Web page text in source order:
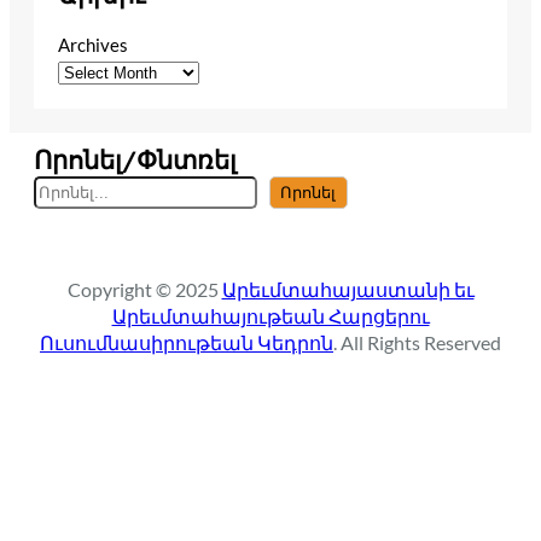
Archives
Որոնել/Փնտռել
S
e
c
h
Որոնել
Copyright © 2025 Արեւմտահայաստանի եւ
Արեւմտահայութեան Հարցերու
Ուսումնասիրութեան Կեդրոն. All Rights Reserved